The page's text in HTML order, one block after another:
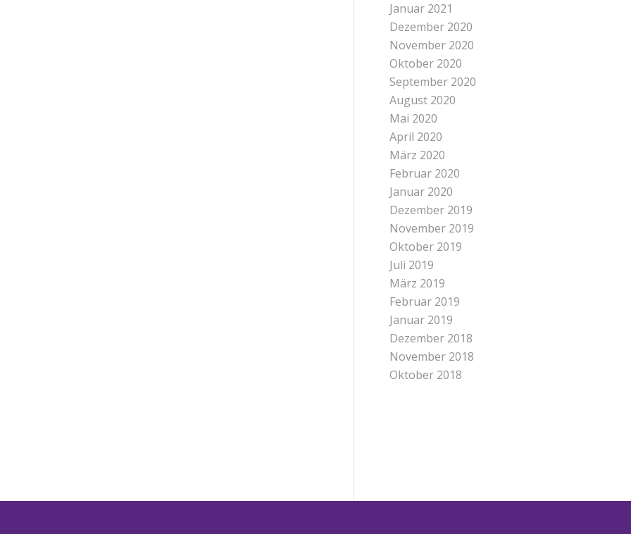
Januar 2021
Dezember 2020
November 2020
Oktober 2020
September 2020
August 2020
Mai 2020
April 2020
März 2020
Februar 2020
Januar 2020
Dezember 2019
November 2019
Oktober 2019
Juli 2019
März 2019
Februar 2019
Januar 2019
Dezember 2018
November 2018
Oktober 2018